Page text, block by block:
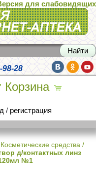
для слабовидящих
28
Корзина
/ регистрация
Косметические средства /
д/контактных линз
№1